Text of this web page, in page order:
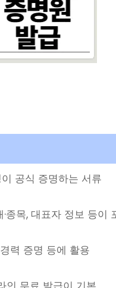
공식 증명하는 서류
종목, 대표자 정보 등이
력 증명 등에 활용